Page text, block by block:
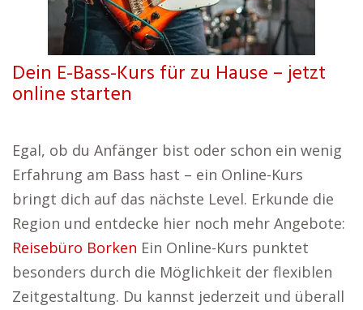
Dein E-Bass-Kurs für zu Hause – jetzt
online starten
Egal, ob du Anfänger bist oder schon ein wenig
Erfahrung am Bass hast – ein Online-Kurs
bringt dich auf das nächste Level. Erkunde die
Region und entdecke hier noch mehr Angebote:
Reisebüro Borken Ein Online-Kurs punktet
besonders durch die Möglichkeit der flexiblen
Zeitgestaltung. Du kannst jederzeit und überall